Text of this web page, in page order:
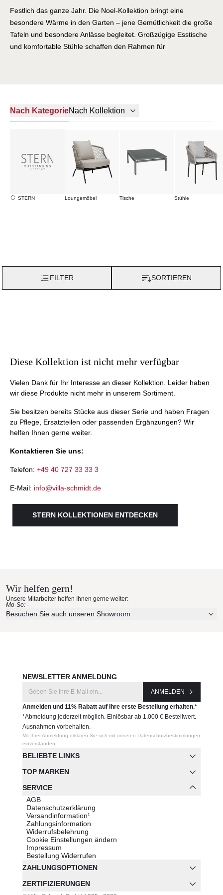
Festlich das ganze Jahr. Die Noel-Kollektion bringt eine
besondere Wärme in den Garten – jene Gemütlichkeit die große
Tafeln und besondere Anlässe begleitet. Großzügige Esstische
und komfortable Stühle schaffen den Rahmen für
Nach KategorieNach Kollektion
STERN Loungemöbel Tische Stühle
FILTER SORTIEREN
Diese Kollektion ist nicht mehr verfügbar
Vielen Dank für Ihr Interesse an dieser Kollektion. Leider haben
wir diese Produkte nicht mehr in unserem Sortiment.
Sie besitzen bereits Stücke aus dieser Serie und haben Fragen
zu Pflege, Ersatzteilen oder passenden Ergänzungen? Wir
helfen Ihnen gerne weiter.
Kontaktieren Sie uns:
Telefon: +49 40 727 33 33 3
E-Mail: info@villa-schmidt.de
STERN KOLLEKTIONEN ENTDECKEN
Wir helfen gern!
Unsere Mitarbeiter helfen Ihnen gerne weiter:
Mo-So: -
Besuchen Sie auch unseren Showroom
BELIEBTE LINKS
TOP MARKEN
SERVICE
AGB
Datenschutzerklärung
Versandinformation¹
Zahlungsinformation
Widerrufsbelehrung
Cookie Einstellungen ändern
Impressum
Bestellung Widerrufen
NEWSLETTER ANMELDUNG
ANMELDEN
Anmelden und 11% Rabatt auf Ihre erste Bestellung erhalten.*
*Abmeldung jederzeit möglich. Einlösbar ab 1.000 € Bestellwert.
Ausnahmen vorbehalten.
Mit Ihrer Anmeldung erklären Sie sich mit unseren Datenschutzbestimmungen
einverstanden.
ZAHLUNGSOPTIONEN
ZERTIFIZIERUNGEN